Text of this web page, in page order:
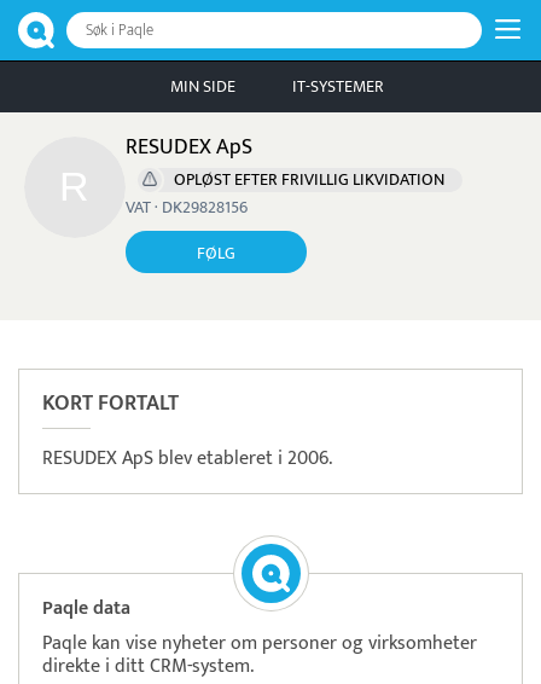
Søk i Paqle
MIN SIDE IT-SYSTEMER
RESUDEX ApS
OPLØST EFTER FRIVILLIG LIKVIDATION
VAT · DK29828156
FØLG
KORT FORTALT
RESUDEX ApS blev etableret i 2006.
Paqle data
Paqle kan vise nyheter om personer og virksomheter
direkte i ditt CRM-system.